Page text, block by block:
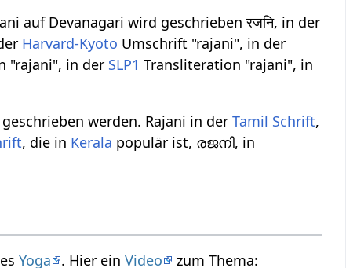
auf Devanagari wird geschrieben रजनि, in der
Harvard-Kyoto Umschrift "rajani", in der
"rajani", in der SLP1 Transliteration "rajani", in
werden. Rajani in derTamil Schrift,
, die in Kerala populär ist, രജനി, in
Yoga . Hier einVideo zum Thema: